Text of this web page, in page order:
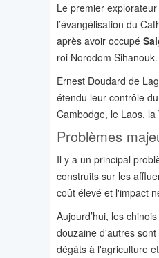
Le premier
l’évangélisation du
après avoir occupé
roi Norodom Sihanouk.
Ernest Doudard de
étendu leur contrôle du
Cambodge, le Laos,
Problèmes
Il y a un principal
construits sur les
coût élevé et l'impact
Aujourd’hui, les
douzaine d'autres
dégâts à l'agriculture